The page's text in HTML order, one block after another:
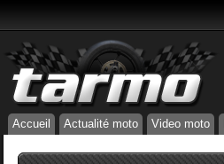
Accueil Actualité moto Video moto